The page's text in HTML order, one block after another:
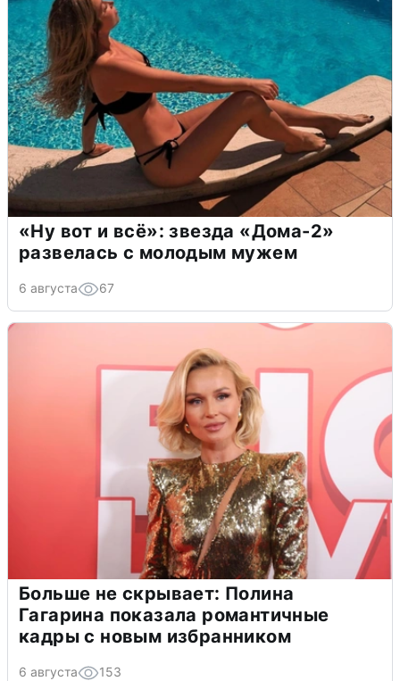
«Ну вот и всё»: звезда «Дома-2»
развелась с молодым мужем
6 августа 67
Больше не скрывает: Полина
Гагарина показала романтичные
кадры с новым избранником
6 августа 153